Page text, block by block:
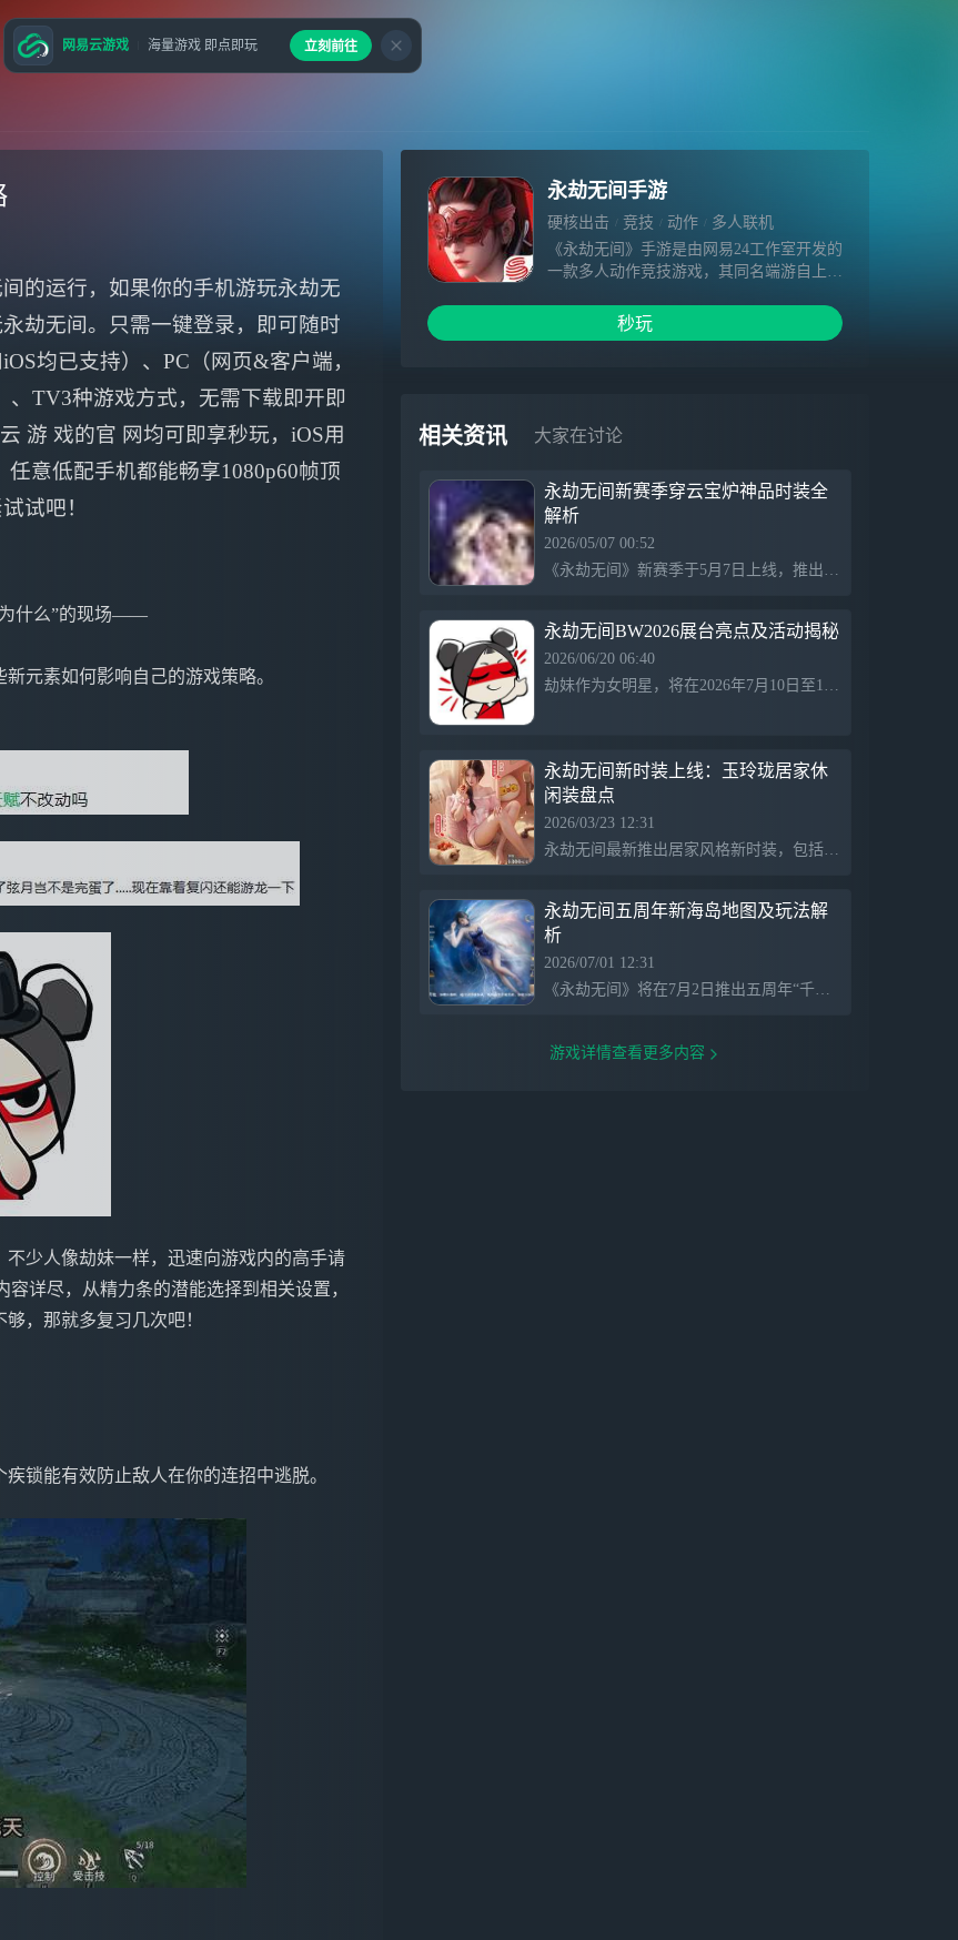
的运行，如果你的手机游玩永劫无
劫无间。只需一键登录，即可随时
均已支持）、PC（网页&客户端，
、TV3种游戏方式，无需下载即开即
游 戏的官 网均可即享秒玩，iOS用
意低配手机都能畅享1080p60帧顶
试吧！
为什么”的现场——
元素如何影响自己的游戏策略。
少人像劫妹一样，迅速向游戏内的高手请
详尽，从精力条的潜能选择到相关设置，
，那就多复习几次吧！
锁能有效防止敌人在你的连招中逃脱。
永劫无间手游
硬核出击 竞技 动作
多人联机
《永劫无间》手游是由网易24工作室开发的
一款多人动作竞技游戏，其同名端游自上线
次荣获Steam、PlayStaion、Epic等平台销量
大奖。作为24工作室旗下独立团队倾力打造
的东方世界，同时也专为手游玩家开发了创
新性的操作方式和便捷功能。经过首测的检
性能，希望在上线时为玩家带来端游级的游
戏品质。即刻预约《永劫无间》手游，来这
里舞利刃端火枪，化身大佛金刚，在40人的
生存竞技战场上，书写独属于你的武学宗师
传奇！【游戏特色】1、利刃枪火交锋 成为
战远程冷热兵器任君挑选！在瞬息万变的40
人战场中活到最后，畅享高自由度的无拘战
动操作专利，一键打出丝滑连招！振刀、蓄
英豪 外观随心定制选取风格各异的英雄，
定制独特的外观风格，加上超自由的智能捏
脸系统，打造专属于你的绝活英雄！4、独
创飞索系统 世界任你触达利用飞索，翻飞
于树林与屋瓴之间；埋伏檐上，给路过的敌
首选整体对局加速，战斗更频繁！四人小队
协作，减小单人压力，摸鱼也能痛快玩！更
多新玩法，即将到来！
秒玩
相关资讯 大家在讨论
永劫无间新赛季穿云宝炉神品时装全
解析
2026/05/07 00:52
《永劫无间》新赛季于5月7日上线，推出新英雄巫真神品时装“镇渊”、太刀神品皮肤“太玄之刃”，及多款极品时装和皮肤。巫真时装展现紫金光芒，华贵圣洁；太玄之刃则象征阴阳合一，刀刃挥舞间诠释现实与幻境的交融。游戏内效果卓越，玩家可体验独特击败特效。
永劫无间BW2026展台亮点及活动揭秘
2026/06/20 06:40
劫妹作为女明星，将在2026年7月10日至12日的bilibiliworld活动上与劫友们见面。她将在上海国家会展中心举办金长剑主题展台，设有主舞台、互动合影专区和特设金长剑会合点，现场将有丰富活动和福利，包括金长剑周边和打卡礼品。6月20日中午12点正式开票，期待劫友们的到来。
永劫无间新时装上线：玉玲珑居家休
闲装盘点
2026/03/23 12:31
永劫无间最新推出居家风格新时装，包括玉玲珑·暖居闲适捆绑包，结合温柔甜粉色调、慵懒休闲的服饰和发型，营造轻松惬意的游戏氛围，助玩家享受温馨闲暇的游戏体验。
永劫无间五周年新海岛地图及玩法解
析
2026/07/01 12:31
《永劫无间》将在7月2日推出五周年“千机赛季”大版本更新，新增海岛地图“宛渠”，展示水陆交错地貌，包含多特色区域。动作系统升级，支持在海面和水下进行战斗，新增氧气机制增强策略性。同时，玩家可以探索水下宫殿，获得新武器长棍。赛季通行证更新，推出新皮肤和与《全职高手》联动的英雄叶修，期待丰富的玩法体验。
游戏详情查看更多内容
网易云游戏 海量游戏 即点即玩 立刻前往